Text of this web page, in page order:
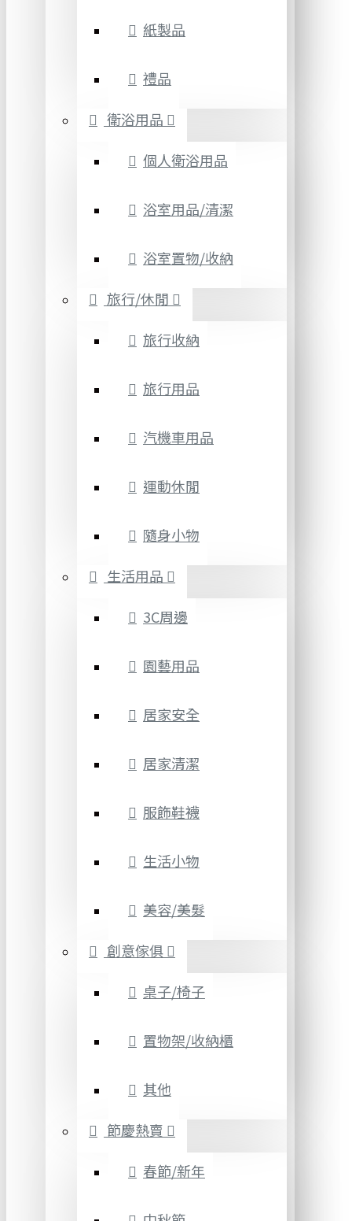
紙製品
禮品
衛浴用品
個人衛浴用品
浴室用品/清潔
浴室置物/收納
旅行/休閒
旅行收納
旅行用品
汽機車用品
運動休閒
隨身小物
生活用品
3C周邊
園藝用品
居家安全
居家清潔
服飾鞋襪
生活小物
美容/美髮
創意傢俱
桌子/椅子
置物架/收納櫃
其他
節慶熱賣
春節/新年